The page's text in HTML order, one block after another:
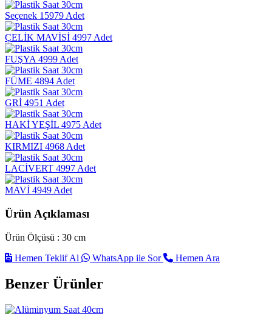
Seçenek 15979 Adet
ÇELİK MAVİSİ 4997 Adet
FUŞYA 4999 Adet
FÜME 4894 Adet
GRİ 4951 Adet
HAKİ YEŞİL 4975 Adet
KIRMIZI 4968 Adet
LACİVERT 4997 Adet
MAVİ 4949 Adet
Ürün Açıklaması
Ürün Ölçüsü : 30 cm
Hemen Teklif Al
WhatsApp ile Sor Hemen Ara
Benzer Ürünler